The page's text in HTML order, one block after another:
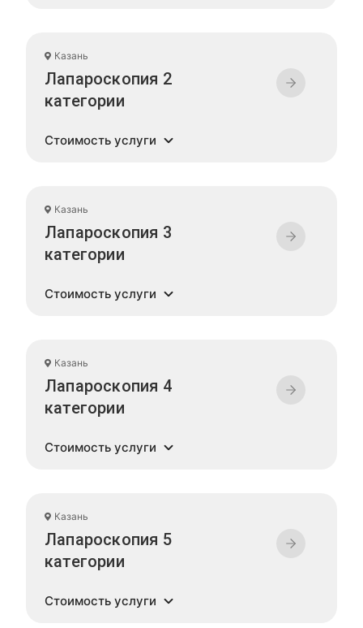
Казань
Лапароскопия 2
категории
Стоимость услуги
Казань
Лапароскопия 3
категории
Стоимость услуги
Казань
Лапароскопия 4
категории
Стоимость услуги
Казань
Лапароскопия 5
категории
Стоимость услуги